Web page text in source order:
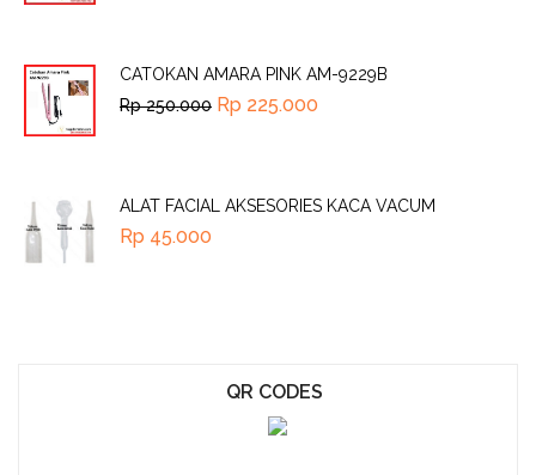
CATOKAN AMARA PINK AM-9229B
Rp250.000 Rp 225.000
ALAT FACIAL AKSESORIES KACA VACUM
Rp 45.000
QR CODES